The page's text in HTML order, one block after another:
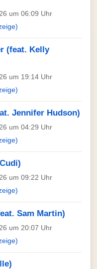
um 06:09 Uhr
(feat. Kelly
um 19:14 Uhr
Jennifer Hudson)
um 04:29 Uhr
um 09:22 Uhr
Sam Martin)
um 20:07 Uhr